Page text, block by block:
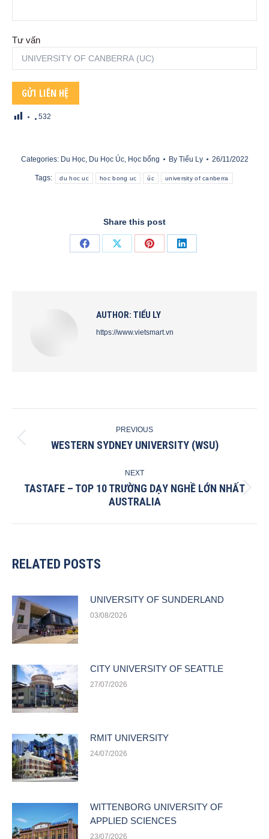
Tư vấn
532
Categories: Du Học, Du Học Úc, Học bổng By Tiểu Ly 26/11/2022
Tags: du hoc uc hoc bong uc úc university of canberra
Share this post
Share
Share
Share
Share
AUTHOR: TIỂU LY
https://www.vietsmart.vn
NAVIGATION
PREVIOUS
Previous
WESTERN SYDNEY UNIVERSITY (WSU)
NEXT
Next
post:
TASTAFE – TOP 10 TRƯỜNG DẠY NGHỀ LỚN NHẤT
AUSTRALIA
RELATED POSTS
UNIVERSITY OF SUNDERLAND
03/08/2026
CITY UNIVERSITY OF SEATTLE
27/07/2026
RMIT UNIVERSITY
24/07/2026
WITTENBORG UNIVERSITY OF
APPLIED SCIENCES
23/07/2026